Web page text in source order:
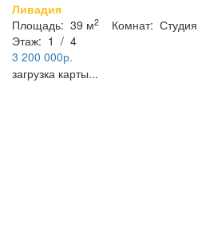
Ливадия
Площадь: 39 м2 Комнат: Студия
Этаж: 1 / 4
3 200 000р.
загрузка карты...